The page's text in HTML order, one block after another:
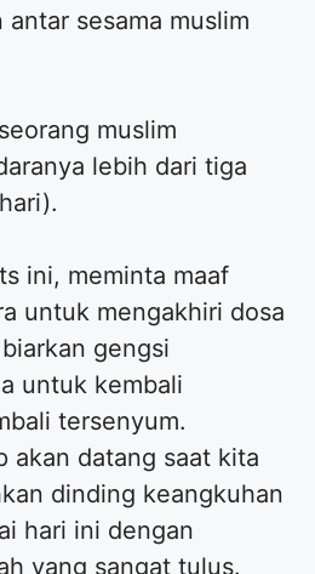
sesama muslim
muslim
lebih dari tiga
ini, meminta maaf
untuk mengakhiri dosa
gengsi
untuk kembali
tersenyum.
akan datang saat kita
dinding keangkuhan
hari ini dengan
yang sangat tulus.